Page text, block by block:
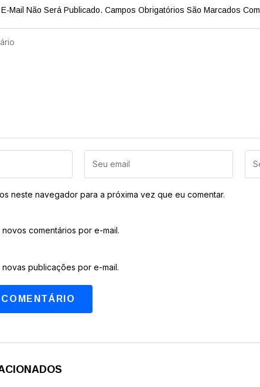
Mail Não Será Publicado. Campos Obrigatórios São Marcados Com
neste navegador para a próxima vez que eu comentar.
comentários por e-mail.
publicações por e-mail.